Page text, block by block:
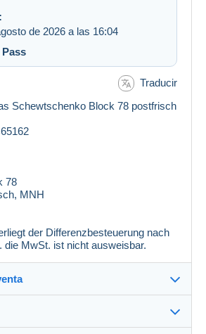
de 2026 a las 16:04
Traducir
Schewtschenko Block 78 postfrisch
78
MNH
der Differenzbesteuerung nach
die MwSt. ist nicht ausweisbar.